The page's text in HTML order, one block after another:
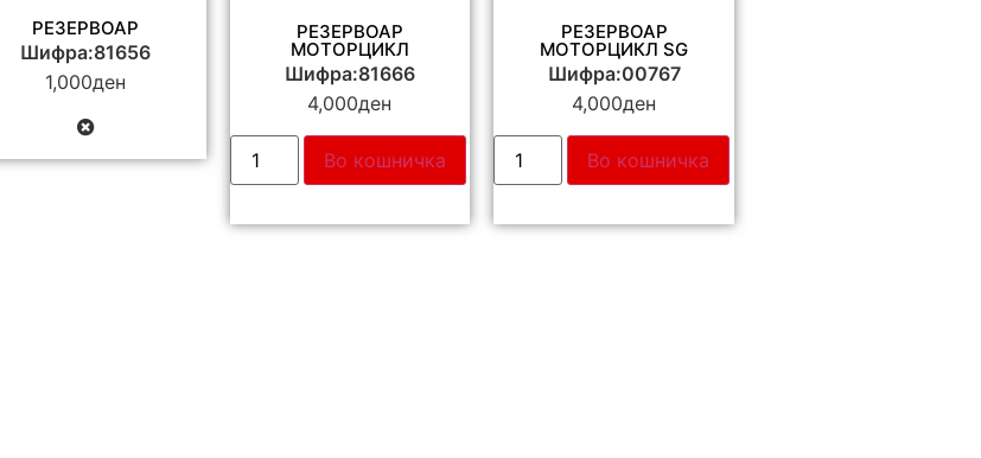
РЕЗЕРВОАР
Шифра:81656
1,000ден
РЕЗЕРВОАР
МОТОРЦИКЛ
Шифра:81666
4,000ден
Во кошничка
РЕЗЕРВОАР
МОТОРЦИКЛ SG
Шифра:00767
4,000ден
Во кошничка